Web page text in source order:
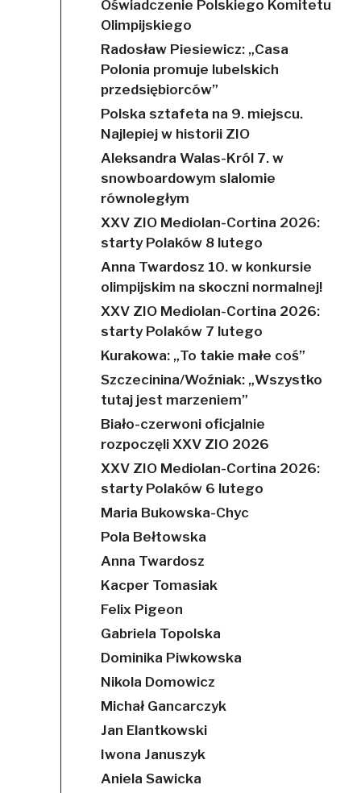
Oświadczenie Polskiego Komitetu
Olimpijskiego
Radosław Piesiewicz: „Casa
Polonia promuje lubelskich
przedsiębiorców”
Polska sztafeta na 9. miejscu.
Najlepiej w historii ZIO
Aleksandra Walas-Król 7. w
snowboardowym slalomie
równoległym
XXV ZIO Mediolan-Cortina 2026:
starty Polaków 8 lutego
Anna Twardosz 10. w konkursie
olimpijskim na skoczni normalnej!
XXV ZIO Mediolan-Cortina 2026:
starty Polaków 7 lutego
Kurakowa: „To takie małe coś”
Szczecinina/Woźniak: „Wszystko
tutaj jest marzeniem”
Biało-czerwoni oficjalnie
rozpoczęli XXV ZIO 2026
XXV ZIO Mediolan-Cortina 2026:
starty Polaków 6 lutego
Maria Bukowska-Chyc
Pola Bełtowska
Anna Twardosz
Kacper Tomasiak
Felix Pigeon
Gabriela Topolska
Dominika Piwkowska
Nikola Domowicz
Michał Gancarczyk
Jan Elantkowski
Iwona Januszyk
Aniela Sawicka